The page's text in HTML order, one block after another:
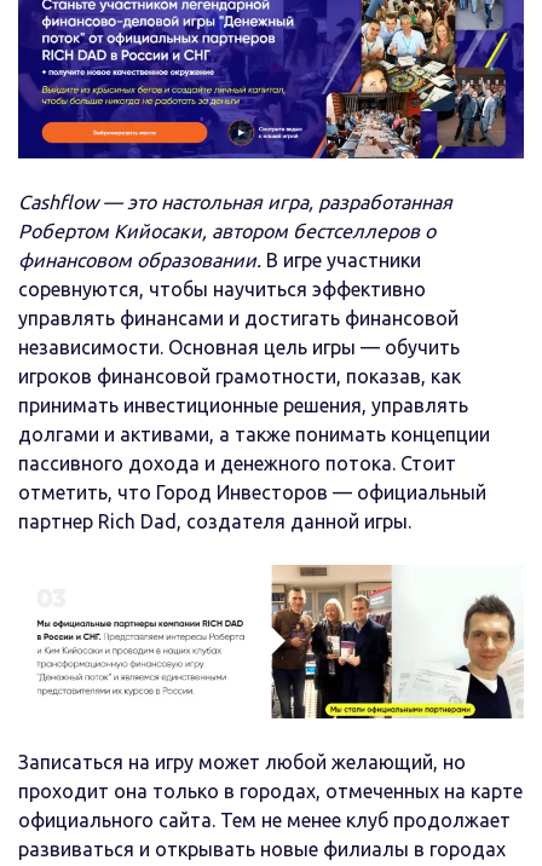
Cashflow — это настольная игра, разработанная
Робертом Кийосаки, автором бестселлеров о
финансовом образовании. В игре участники
соревнуются, чтобы научиться эффективно
управлять финансами и достигать финансовой
независимости. Основная цель игры — обучить
игроков финансовой грамотности, показав, как
принимать инвестиционные решения, управлять
долгами и активами, а также понимать концепции
пассивного дохода и денежного потока. Стоит
отметить, что Город Инвесторов — официальный
партнер Rich Dad, создателя данной игры.
Записаться на игру может любой желающий, но
проходит она только в городах, отмеченных на карте
официального сайта. Тем не менее клуб продолжает
развиваться и открывать новые филиалы в городах